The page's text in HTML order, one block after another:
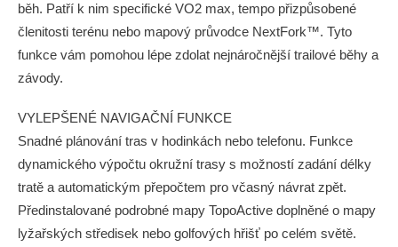
běh. Patří k nim specifické VO2 max, tempo přizpůsobené
členitosti terénu nebo mapový průvodce NextFork™. Tyto
funkce vám pomohou lépe zdolat nejnáročnější trailové běhy a
závody.
VYLEPŠENÉ NAVIGAČNÍ FUNKCE
Snadné plánování tras v hodinkách nebo telefonu. Funkce
dynamického výpočtu okružní trasy s možností zadání délky
tratě a automatickým přepočtem pro včasný návrat zpět.
Předinstalované podrobné mapy TopoActive doplněné o mapy
lyžařských středisek nebo golfových hřišť po celém světě.